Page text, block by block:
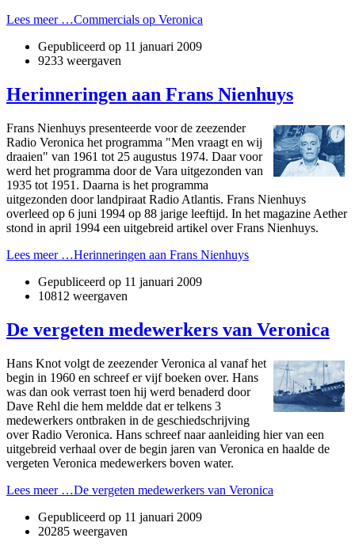
Lees meer …Commercials op Veronica
Gepubliceerd op 11 januari 2009
9233 weergaven
Herinneringen aan Frans Nienhuys
Frans Nienhuys presenteerde voor de zeezender
Radio Veronica het programma "Men vraagt en wij
draaien" van 1961 tot 25 augustus 1974. Daar voor
werd het programma door de Vara uitgezonden van
1935 tot 1951. Daarna is het programma
uitgezonden door landpiraat Radio Atlantis. Frans Nienhuys
overleed op 6 juni 1994 op 88 jarige leeftijd. In het magazine Aether
stond in april 1994 een uitgebreid artikel over Frans Nienhuys.
Lees meer …Herinneringen aan Frans Nienhuys
Gepubliceerd op 11 januari 2009
10812 weergaven
De vergeten medewerkers van Veronica
Hans Knot volgt de zeezender Veronica al vanaf het
begin in 1960 en schreef er vijf boeken over. Hans
was dan ook verrast toen hij werd benaderd door
Dave Rehl die hem meldde dat er telkens 3
medewerkers o­ntbraken in de geschiedschrijving
over Radio Veronica. Hans schreef naar aanleiding hier van een
uitgebreid verhaal over de begin jaren van Veronica en haalde de
vergeten Veronica medewerkers boven water.
Lees meer …De vergeten medewerkers van Veronica
Gepubliceerd op 11 januari 2009
20285 weergaven